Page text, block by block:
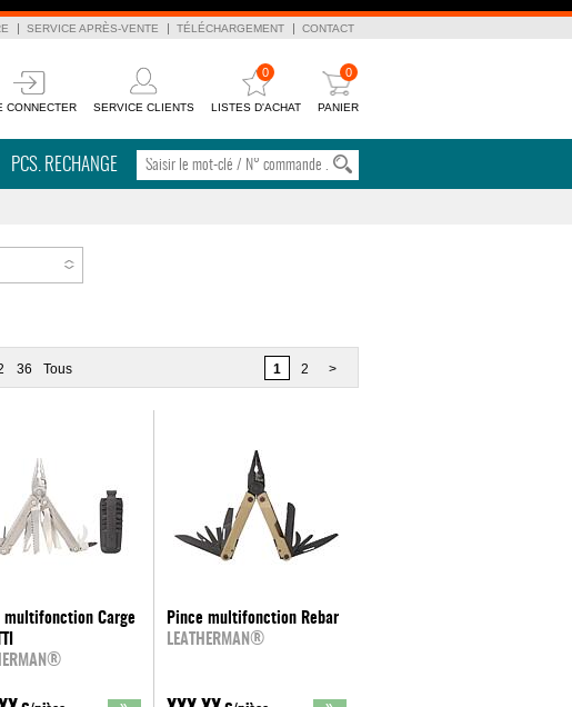
SERVICE APRÈS-VENTE TÉLÉCHARGEMENT CONTACT
CONNECTER SERVICE CLIENTS
0
LISTES D'ACHAT
0
PANIER
PCS. RECHANGE
36 Tous 1 2 >
multifonction Carge
Pince multifonction Rebar
LEATHERMAN®